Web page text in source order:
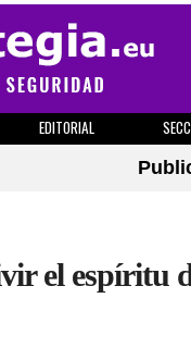
EDITORIAL
el espíritu